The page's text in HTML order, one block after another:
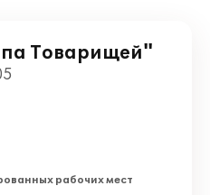
Товарищей"
рабочих мест